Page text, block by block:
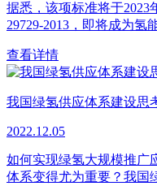
据悉，该项标准将于2023
29729-2013，即将成为氢
查看详情
我国绿氢供应体系建设思
2022.12.05
如何实现绿氢大规模推广
体系变得尤为重要？我国